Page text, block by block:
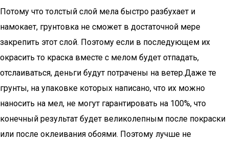
Потому что толстый слой мела быстро разбухает и
намокает, грунтовка не сможет в достаточной мере
закрепить этот слой. Поэтому если в последующем их
окрасить то краска вместе с мелом будет отпадать,
отслаиваться, деньги будут потрачены на ветер.Даже те
грунты, на упаковке которых написано, что их можно
наносить на мел, не могут гарантировать на 100%, что
конечный результат будет великолепным после покраски
или после оклеивания обоями. Поэтому лучше не